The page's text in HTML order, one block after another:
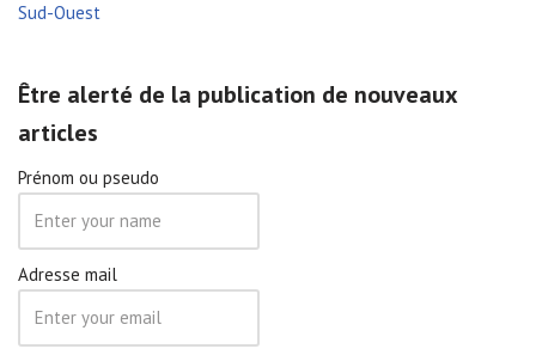
Sud-Ouest
Être alerté de la publication de nouveaux
articles
Prénom ou pseudo
Adresse mail